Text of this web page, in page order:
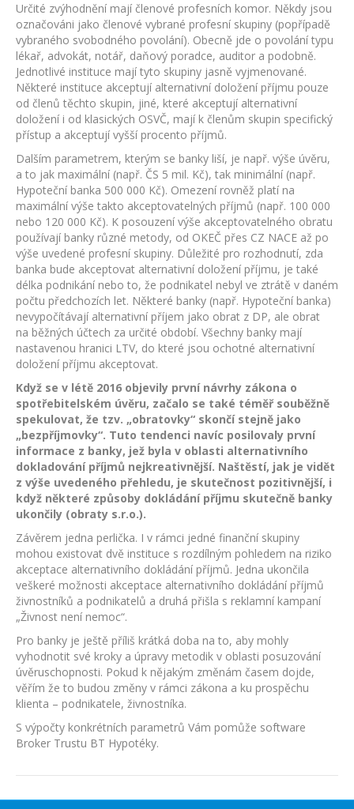
Určité zvýhodnění mají členové profesních komor. Někdy jsou
označováni jako členové vybrané profesní skupiny (popřípadě
vybraného svobodného povolání). Obecně jde o povolání typu
lékař, advokát, notář, daňový poradce, auditor a podobně.
Jednotlivé instituce mají tyto skupiny jasně vyjmenované.
Některé instituce akceptují alternativní doložení příjmu pouze
od členů těchto skupin, jiné, které akceptují alternativní
doložení i od klasických OSVČ, mají k členům skupin specifický
přístup a akceptují vyšší procento příjmů.
Dalším parametrem, kterým se banky liší, je např. výše úvěru,
a to jak maximální (např. ČS 5 mil. Kč), tak minimální (např.
Hypoteční banka 500 000 Kč). Omezení rovněž platí na
maximální výše takto akceptovatelných příjmů (např. 100 000
nebo 120 000 Kč). K posouzení výše akceptovatelného obratu
používají banky různé metody, od OKEČ přes CZ NACE až po
výše uvedené profesní skupiny. Důležité pro rozhodnutí, zda
banka bude akceptovat alternativní doložení příjmu, je také
délka podnikání nebo to, že podnikatel nebyl ve ztrátě v daném
počtu předchozích let. Některé banky (např. Hypoteční banka)
nevypočítávají alternativní příjem jako obrat z DP, ale obrat
na běžných účtech za určité období. Všechny banky mají
nastavenou hranici LTV, do které jsou ochotné alternativní
doložení příjmu akceptovat.
Když se v létě 2016 objevily první návrhy zákona o
spotřebitelském úvěru, začalo se také téměř souběžně
spekulovat, že tzv. „obratovky“ skončí stejně jako
„bezpříjmovky“. Tuto tendenci navíc posilovaly první
informace z banky, jež byla v oblasti alternativního
dokladování příjmů nejkreativnější. Naštěstí, jak je vidět
z výše uvedeného přehledu, je skutečnost pozitivnější, i
když některé způsoby dokládání příjmu skutečně banky
ukončily (obraty s.r.o.).
Závěrem jedna perlička. I v rámci jedné finanční skupiny
mohou existovat dvě instituce s rozdílným pohledem na riziko
akceptace alternativního dokládání příjmů. Jedna ukončila
veškeré možnosti akceptace alternativního dokládání příjmů
živnostníků a podnikatelů a druhá přišla s reklamní kampaní
„Živnost není nemoc“.
Pro banky je ještě příliš krátká doba na to, aby mohly
vyhodnotit své kroky a úpravy metodik v oblasti posuzování
úvěruschopnosti. Pokud k nějakým změnám časem dojde,
věřím že to budou změny v rámci zákona a ku prospěchu
klienta – podnikatele, živnostníka.
S výpočty konkrétních parametrů Vám pomůže software
Broker Trustu BT Hypotéky.